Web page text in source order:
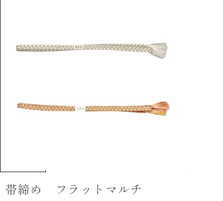
帯締め フラットマルチ